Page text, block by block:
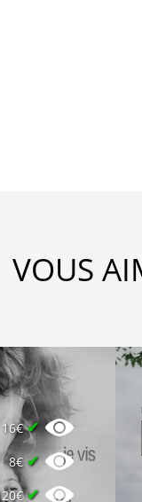
VOUS
16€✔
8€✔
20€✔